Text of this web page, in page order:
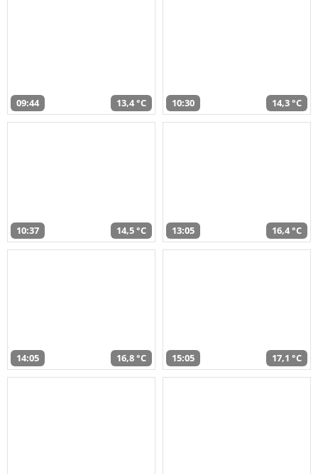
09:44 13,4 °C 10:30 14,3 °C
10:37 14,5 °C 13:05 16,4 °C
14:05 16,8 °C 15:05 17,1 °C